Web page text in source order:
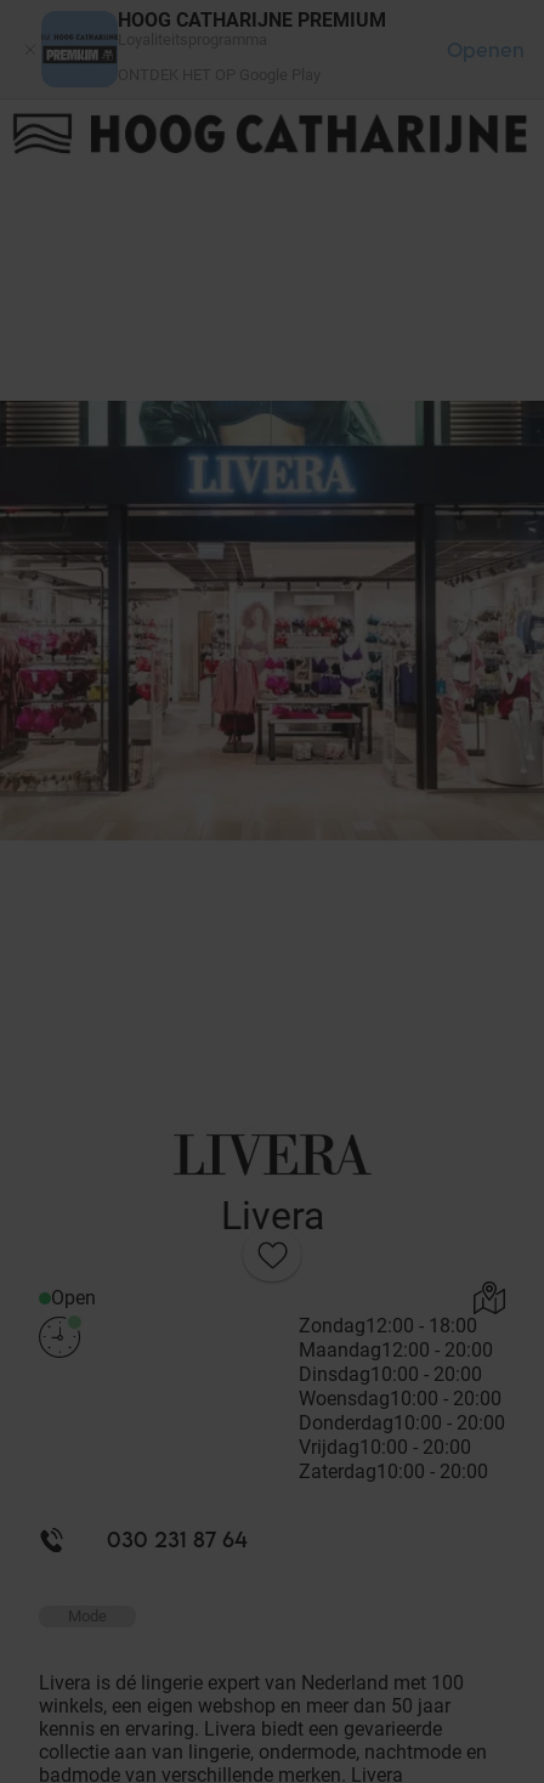
HOOG CATHARIJNE PREMIUM
Openen
FAQ
HET WINKELCENTRUM
LOG IN
Livera
Open
Zondag12:00 - 18:00
Maandag12:00 - 20:00
Dinsdag10:00 - 20:00
Woensdag10:00 - 20:00
Donderdag10:00 - 20:00
Vrijdag10:00 - 20:00
Zaterdag10:00 - 20:00
030 231 87 64
Mode
Livera is dé lingerie expert van Nederland met 100
winkels, een eigen webshop en meer dan 50 jaar
kennis en ervaring. Livera biedt een gevarieerde
collectie aan van lingerie, ondermode, nachtmode en
badmode van verschillende merken. Livera
Cookies beheer paneel